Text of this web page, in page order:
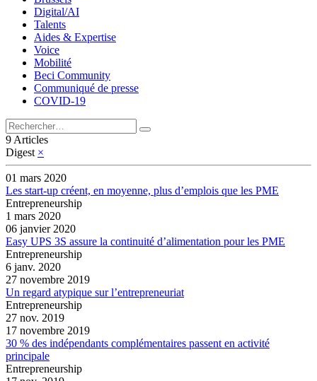
Digital/AI
Talents
Aides & Expertise
Voice
Mobilité
Beci Community
Communiqué de presse
COVID-19
9 Articles
Digest ×
01 mars 2020
Les start-up créent, en moyenne, plus d’emplois que les PME
Entrepreneurship
1 mars 2020
06 janvier 2020
Easy UPS 3S assure la continuité d’alimentation pour les PME
Entrepreneurship
6 janv. 2020
27 novembre 2019
Un regard atypique sur l’entrepreneuriat
Entrepreneurship
27 nov. 2019
17 novembre 2019
30 % des indépendants complémentaires passent en activité
principale
Entrepreneurship